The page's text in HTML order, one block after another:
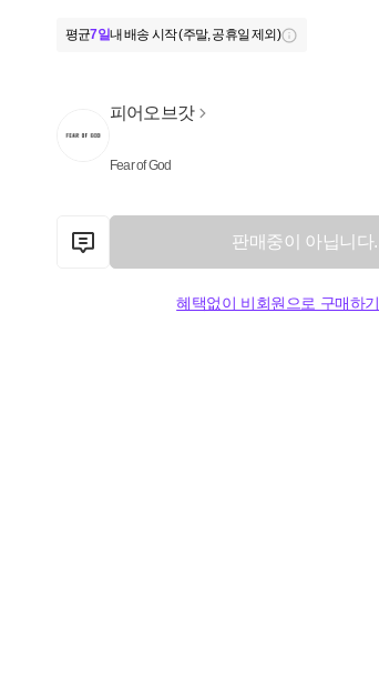
평균7일내 배송 시작 (주말, 공휴일 제외)
피어오브갓
Fear of God
판매중이 아닙니다.
혜택없이 비회원으로 구매하기